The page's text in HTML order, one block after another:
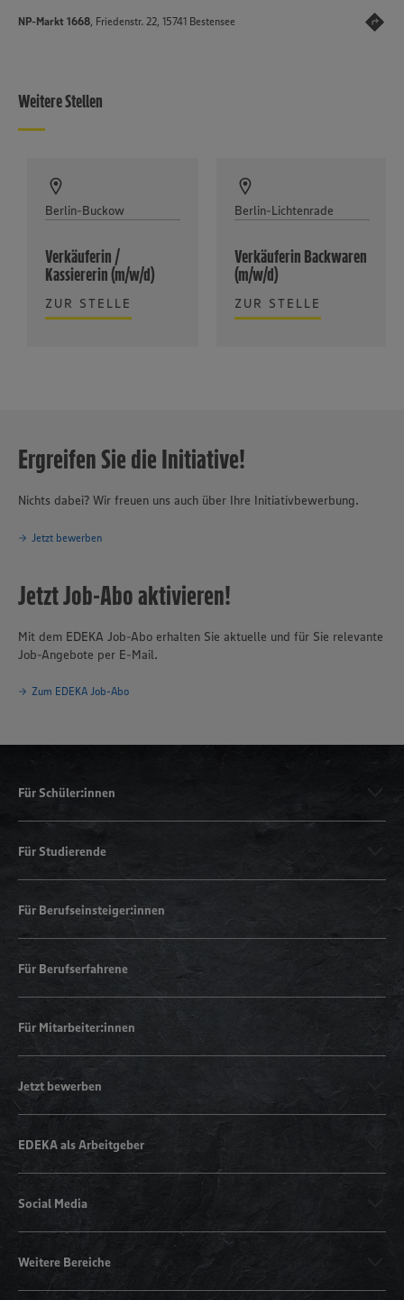
NP-Markt 1668, Friedenstr. 22, 15741 Bestensee
Weitere Stellen
Berlin-Buckow
Verkäuferin /
Kassiererin (m/w/d)
ZUR STELLE
Berlin-Lichtenrade
Verkäuferin Backwaren
(m/w/d)
ZUR STELLE
Ergreifen Sie die Initiative!
Nichts dabei? Wir freuen uns auch über Ihre Initiativbewerbung.
Jetzt bewerben
Jetzt Job-Abo aktivieren!
Mit dem EDEKA Job-Abo erhalten Sie aktuelle und für Sie relevante
Job-Angebote per E-Mail.
Zum EDEKA Job-Abo
Für Schüler:innen
Für Studierende
Für Berufseinsteiger:innen
Für Berufserfahrene
Für Mitarbeiter:innen
Jetzt bewerben
EDEKA als Arbeitgeber
Social Media
Weitere Bereiche